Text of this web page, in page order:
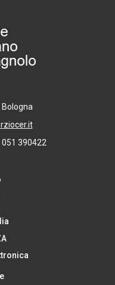
Bologna
390422